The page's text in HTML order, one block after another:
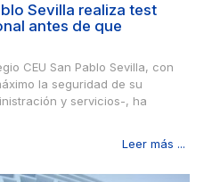
Sevilla realiza test
antes de que
CEU San Pablo Sevilla, con
la seguridad de su
y servicios-, ha
Leer más ...